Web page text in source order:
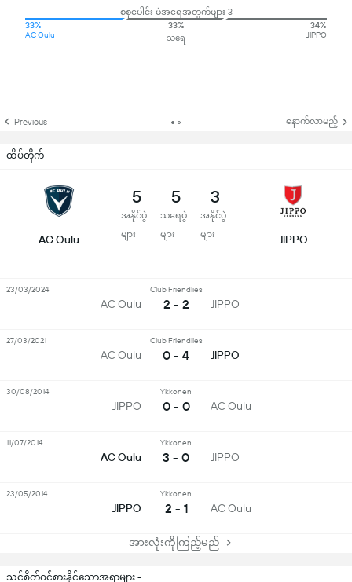
စုစုပေါင်း မဲအရေအတွက်များ 3
33%
AC Oulu
33%
သရေ
34%
JIPPO
Previous နောက်လာမည့်
ထိပ်တိုက်
AC Oulu
5
အနိုင်ပွဲ
များ
5
သရေပွဲ
များ
3
အနိုင်ပွဲ
များ
JIPPO
AC Oulu
Club Friendlies
2 - 2 JIPPO
23/03/2024
AC Oulu
Club Friendlies
0 - 4 JIPPO
27/03/2021
JIPPO
Ykkonen
0 - 0 AC Oulu
30/08/2014
AC Oulu
Ykkonen
3 - 0 JIPPO
11/07/2014
JIPPO
Ykkonen
2 - 1 AC Oulu
23/05/2014
အားလုံးကိုကြည့်မည်
သင်စိတ်ဝင်စားနိုင်သောအရာများ -